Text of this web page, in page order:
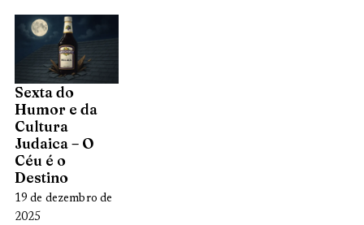
Sexta do
Humor e da
Cultura
Judaica – O
Céu é o
Destino
19 de dezembro de
2025